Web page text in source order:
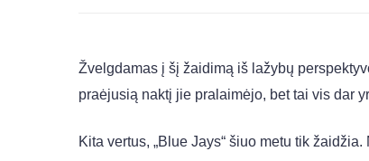
Žvelgdamas į šį žaidimą iš lažybų
praėjusią naktį jie pralaimėjo, bet tai vis dar
Kita vertus, „Blue Jays“ šiuo metu tik